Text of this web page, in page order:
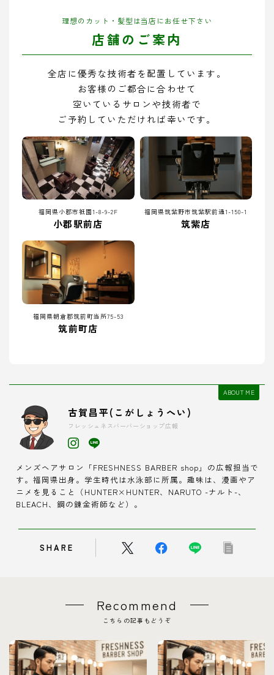
理想のカット・髪型は当店にお任せ下さい
店舗のご案内
全店に優秀な技術者を配置しています。
お客様のご都合に合わせて
空いているサロンや技術者で
ご予約していただければ幸いです。
福岡県小郡市祇園1-8-9-2F
小郡駅前店
福岡県筑紫野市筑紫駅前通1-150-1
筑紫店
福岡県朝倉郡筑前町当所75-53
筑前町店
ABOUT ME
古賀昌平(こがしょうへい)
フレッシュネスバーバーショップ広報
メンズヘアサロン「FRESHNESS BARBER shop」の広報担当で
す。福岡県出身。学生時代は水泳部に所属。趣味は、漫画やア
ニメを見ること（HUNTER×HUNTER、NARUTO -ナルト-、
BLEACH、鋼の錬金術師など）。
SHARE
Recommend
こちらの記事もどうぞ